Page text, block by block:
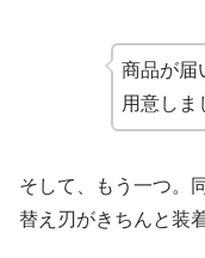
商品が届
用意しま
そして、もう一つ。
替え刃がきちんと装